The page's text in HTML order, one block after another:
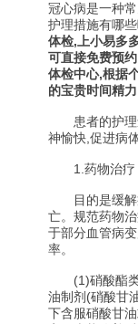
冠心病是一种
护理措施有哪
体检,上小易多
可直接免费预
体检中心,根据
的宝贵时间精
患者的护
神愉快,促进病
1.药物治疗
目的是缓解症
亡。规范药物
于部分血管病
率。
(1)硝酸酯类
油制剂(硝酸甘
下含服硝酸甘